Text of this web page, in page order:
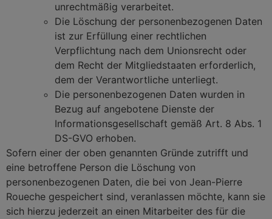
unrechtmäßig verarbeitet.
Die Löschung der personenbezogenen Daten
ist zur Erfüllung einer rechtlichen
Verpflichtung nach dem Unionsrecht oder
dem Recht der Mitgliedstaaten erforderlich,
dem der Verantwortliche unterliegt.
Die personenbezogenen Daten wurden in
Bezug auf angebotene Dienste der
Informationsgesellschaft gemäß Art. 8 Abs. 1
DS-GVO erhoben.
Sofern einer der oben genannten Gründe zutrifft und
eine betroffene Person die Löschung von
personenbezogenen Daten, die bei von Jean-Pierre
Roueche gespeichert sind, veranlassen möchte, kann sie
sich hierzu jederzeit an einen Mitarbeiter des für die